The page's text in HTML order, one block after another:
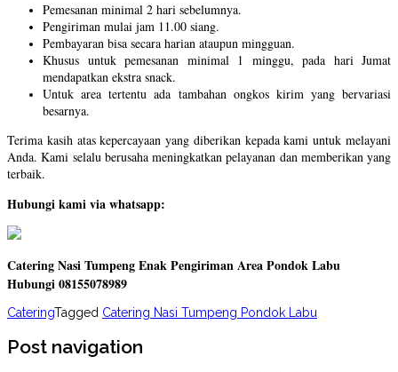
Pemesanan minimal 2 hari sebelumnya.
Pengiriman mulai jam 11.00 siang.
Pembayaran bisa secara harian ataupun mingguan.
Khusus untuk pemesanan minimal 1 minggu, pada hari Jumat
mendapatkan ekstra snack.
Untuk area tertentu ada tambahan ongkos kirim yang bervariasi
besarnya.
Terima kasih atas kepercayaan yang diberikan kepada kami untuk melayani
Anda. Kami selalu berusaha meningkatkan pelayanan dan memberikan yang
terbaik.
Hubungi kami via whatsapp:
Catering Nasi Tumpeng Enak Pengiriman Area Pondok Labu
Hubungi 08155078989
CateringTagged Catering Nasi Tumpeng Pondok Labu
Post navigation